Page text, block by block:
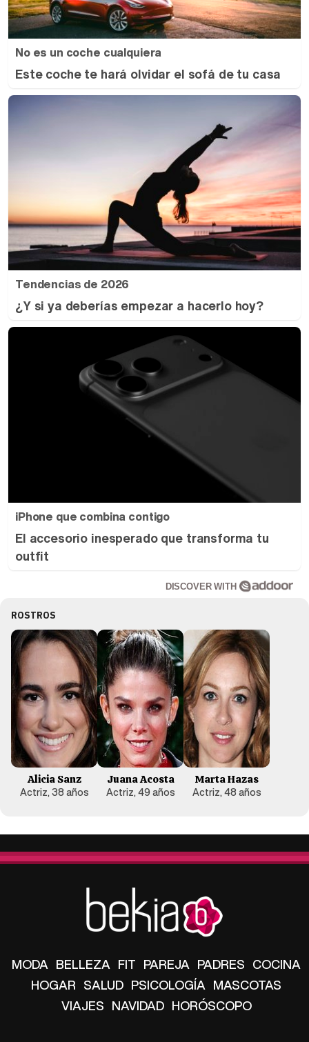
No es un coche cualquiera
Este coche te hará olvidar el sofá de tu casa
Tendencias de 2026
¿Y si ya deberías empezar a hacerlo hoy?
iPhone que combina contigo
El accesorio inesperado que transforma tu
outfit
DISCOVER WITH
ROSTROS
Alicia Sanz
Actriz, 38 años
Juana Acosta
Actriz, 49 años
Marta Hazas
Actriz, 48 años
MODA BELLEZA FIT PAREJA PADRES COCINA
HOGAR SALUD PSICOLOGÍA MASCOTAS
VIAJES NAVIDAD HORÓSCOPO